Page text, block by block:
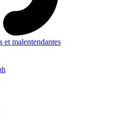
et malentendantes